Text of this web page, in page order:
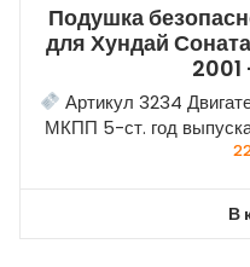
Подушка
для Хундай
2001
Артикул 3234
МКПП 5-ст. год
В